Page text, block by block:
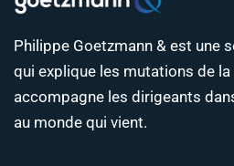
Philippe Goetzmann & est une
qui explique les mutations de
accompagne les dirigeants
au monde qui vient.